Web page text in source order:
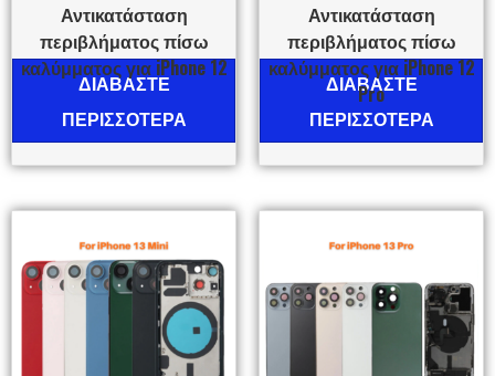
Αντικατάσταση
περιβλήματος πίσω
καλύμματος για iPhone 12
ΔΙΑΒΆΣΤΕ
ΠΕΡΙΣΣΌΤΕΡΑ
Αντικατάσταση
περιβλήματος πίσω
καλύμματος για iPhone 12
Pro
ΔΙΑΒΆΣΤΕ
ΠΕΡΙΣΣΌΤΕΡΑ